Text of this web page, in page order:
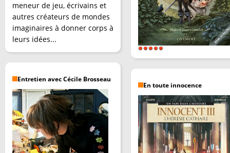
meneur de jeu, écrivains et
autres créateurs de mondes
imaginaires à donner corps à
leurs idées...
Entretien avec Cécile Brosseau
En toute innocence